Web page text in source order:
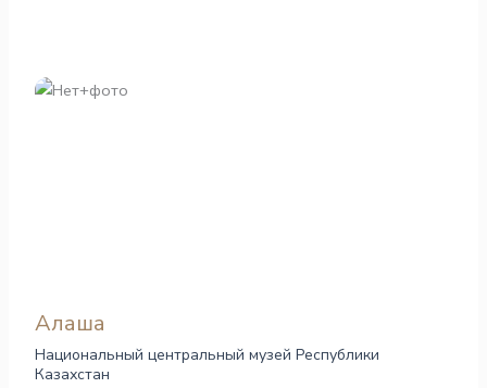
Алаша
Национальный центральный музей Республики
Казахстан